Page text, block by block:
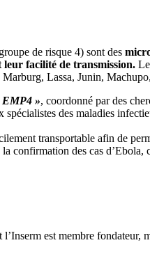
de risque 4) sont des
leur facilité de transmission.
Lassa, Junin,
EMP4 », coordonné par des
des maladies
transportable afin de
confirmation des cas
l’Inserm est membre fondateur,